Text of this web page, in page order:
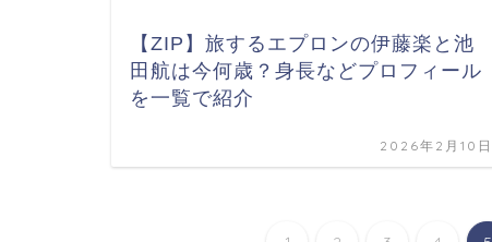
【ZIP】旅するエプロンの伊藤楽と池
田航は今何歳？身長などプロフィール
を一覧で紹介
2026年2月10日